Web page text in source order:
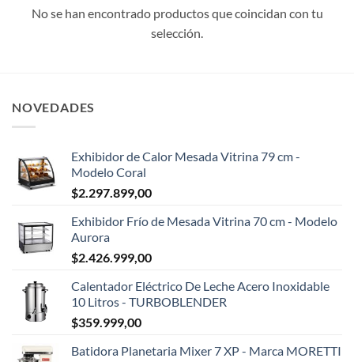
No se han encontrado productos que coincidan con tu
selección.
NOVEDADES
Exhibidor de Calor Mesada Vitrina 79 cm -
Modelo Coral
$2.297.899,00
Exhibidor Frío de Mesada Vitrina 70 cm - Modelo
Aurora
$2.426.999,00
Calentador Eléctrico De Leche Acero Inoxidable
10 Litros - TURBOBLENDER
$359.999,00
Batidora Planetaria Mixer 7 XP - Marca MORETTI